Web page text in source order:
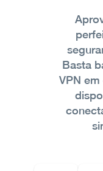
Basta
VPN